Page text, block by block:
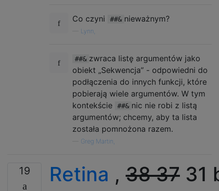
print_loop:
Co czyni ##& nieważnym?
Lynn,
##& zwraca listę argumentów jako
obiekt „Sekwencja” - odpowiedni do
podłączenia do innych funkcji, które
pobierają wiele argumentów. W tym
kontekście
##& nic nie robi z listą
argumentów; chcemy, aby ta lista
została pomnożona razem.
Greg Martin,
19 Retina , 3837 31